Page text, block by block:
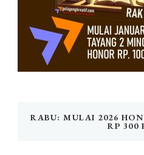
RABU: MULAI 2026
RP 300